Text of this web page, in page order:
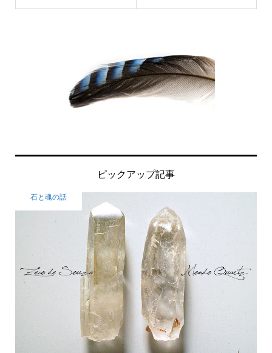
ピックアップ記事
石と魂の話